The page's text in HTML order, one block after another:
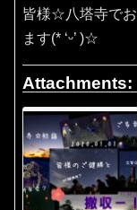
皆様☆八塔寺で
ます(* ‘ᵕ’ )☆
Attachments: